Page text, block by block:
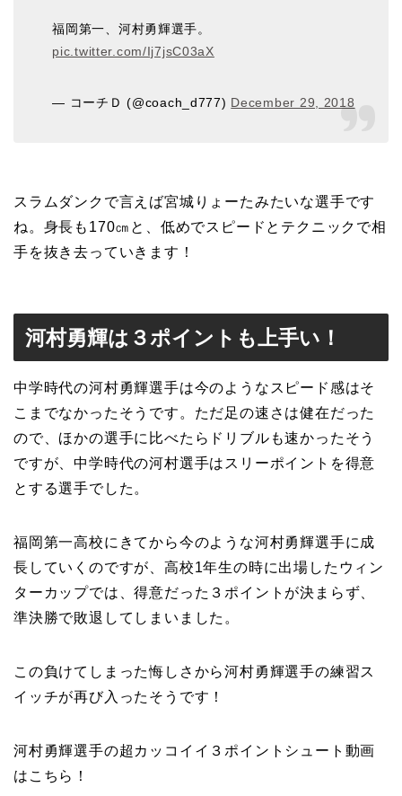
福岡第一、河村勇輝選手。
pic.twitter.com/Ij7jsC03aX
— コーチＤ (@coach_d777) December 29, 2018
スラムダンクで言えば宮城りょーたみたいな選手です
ね。身長も170㎝と、低めでスピードとテクニックで相
手を抜き去っていきます！
河村勇輝は３ポイントも上手い！
中学時代の河村勇輝選手は今のようなスピード感はそ
こまでなかったそうです。ただ足の速さは健在だった
ので、ほかの選手に比べたらドリブルも速かったそう
ですが、中学時代の河村選手はスリーポイントを得意
とする選手でした。
福岡第一高校にきてから今のような河村勇輝選手に成
長していくのですが、高校1年生の時に出場したウィン
ターカップでは、得意だった３ポイントが決まらず、
準決勝で敗退してしまいました。
この負けてしまった悔しさから河村勇輝選手の練習ス
イッチが再び入ったそうです！
河村勇輝選手の超カッコイイ３ポイントシュート動画
はこちら！